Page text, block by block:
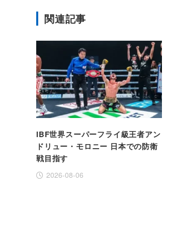
関連記事
IBF世界スーパーフライ級王者アン
ドリュー・モロニー 日本での防衛
戦目指す
2026-08-06